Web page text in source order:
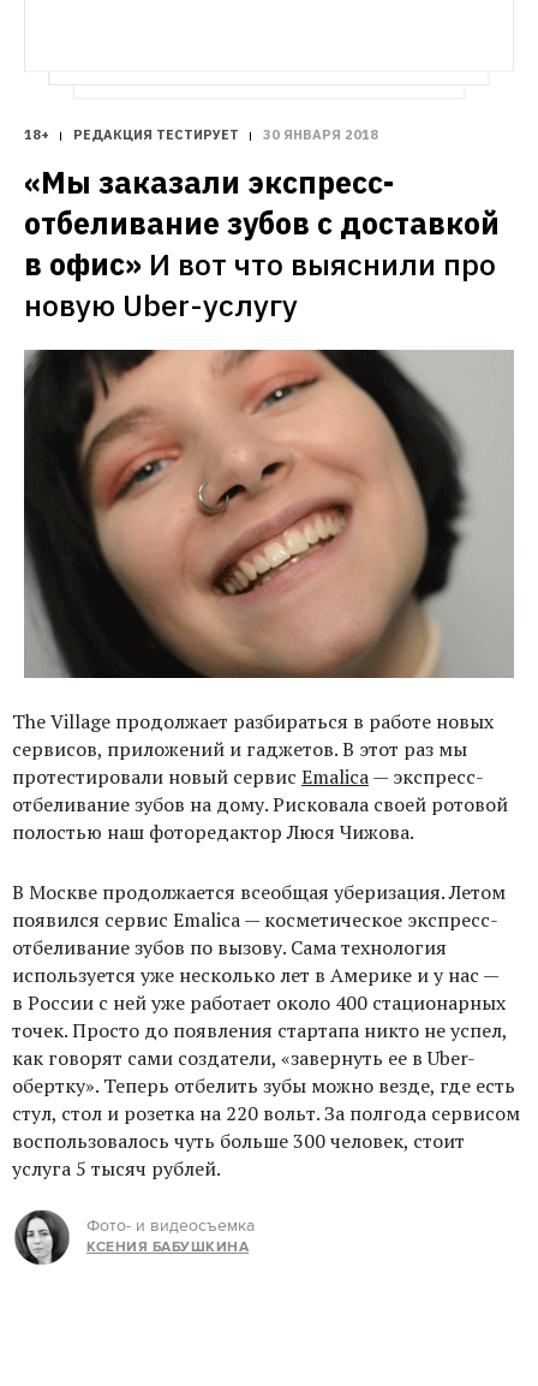
18+ РЕДАКЦИЯ ТЕСТИРУЕТ 30 ЯНВАРЯ 2018
«Мы заказали экспресс-
отбеливание зубов с доставкой
в офис» И вот что выяснили про
новую Uber-услугу
The Village продолжает разбираться в работе новых
сервисов, приложений и гаджетов. В этот раз мы
протестировали новый сервис Emalica— экспресс-
отбеливание зубов на дому. Рисковала своей ротовой
полостью наш фоторедактор Люся Чижова.
В Москве продолжается всеобщая уберизация. Летом
появился сервис Emalica — косметическое экспресс-
отбеливание зубов по вызову. Сама технология
используется уже несколько лет в Америке и у нас —
в России с ней уже работает около 400 стационарных
точек. Просто до появления стартапа никто не успел,
как говорят сами создатели, «завернуть ее в Uber-
обертку». Теперь отбелить зубы можно везде, где есть
стул, стол и розетка на 220 вольт. За полгода сервисом
воспользовалось чуть больше 300 человек, стоит
услуга 5 тысяч рублей.
Фото- и видеосъемка
КСЕНИЯ БАБУШКИНА